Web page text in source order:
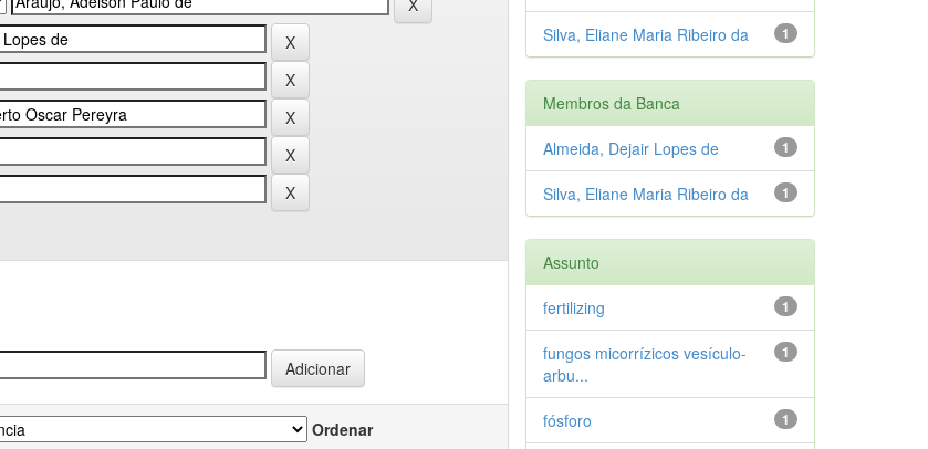
Ordenar
1
Silva, Eliane Maria Ribeiro da
Membros da Banca
1
Almeida, Dejair Lopes de
1
Silva, Eliane Maria Ribeiro da
Assunto
1
fertilizing
1
fungos micorrízicos vesículo-
arbu...
1
fósforo